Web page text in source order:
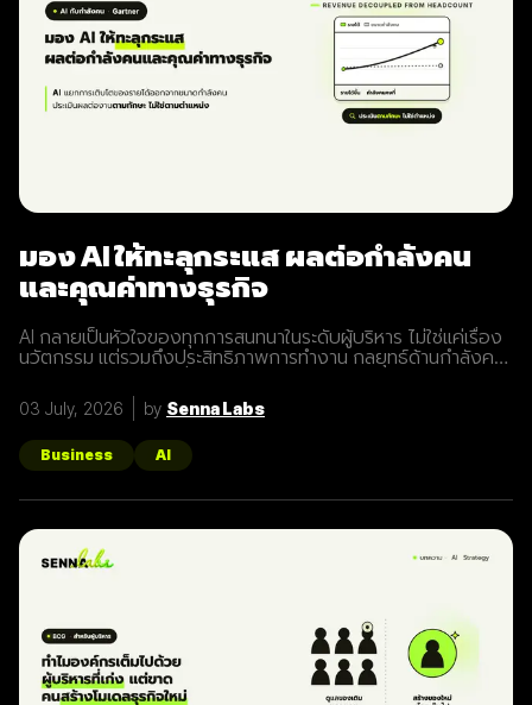
มอง AI ให้ทะลุกระแส ผลต่อกำลังคน
และคุณค่าทางธุรกิจ
AI กลายเป็นหัวใจของทุกการสนทนาในระดับผู้บริหาร ไม่ใช่แค่เรื่อง
นวัตกรรม แต่รวมถึงประสิทธิภาพการทำงาน กลยุทธ์ด้านกำลังคน
ขนาดของกำลังคน ผู้นำจึงต้องแยกกระแสออกจากความจริง และ
ตัดสินใจเรื่องงาน ทักษะ และคุณค่าทางธุรกิจอย่างมีข้อมูล
Gartner เสนอมุมมองที่มองทะลุกระแส ว่าผลของ AI ต่อกำลังคน
และคุณค่าทางธุรกิจที่แท้จริงเป็นอย่างไร บทความนี้สรุปแนวคิด
และเครื่องมือในการประเมินผลกระทบต่อกำลังคนและคุณค่าทาง
เศรษฐกิจของ AI AI แยกการเติบโตของรายได้ออกจากขนาด
จำเป็นต้องผูกกับการเพิ่มจำนวนพนักงานเสมอไป สิ่งนี้เปลี่ยนวิธีที่
ผู้นำควรคิดเรื่องกำลังคน จากการมองตามจำนวนตำแหน่ง ไปสู่
โดยอิงสมมติฐานที่ผิด อาจทำให้องค์กรเสียทั้งคุณค่าและความ
สามารถในการแข่งขัน 3 มุมในการประเมินผลของ AI ต่อกำลังคน
และคุณค่า Gartner
03 July, 2026 by Senna Labs
Business AI